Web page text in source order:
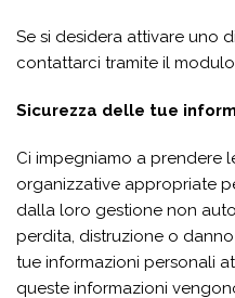
Se si desidera attivare uno
contattarci tramite il
Sicurezza delle tue
Ci impegniamo a prendere
organizzative appropriate
dalla loro gestione non
perdita, distruzione o
tue informazioni personali
queste informazioni